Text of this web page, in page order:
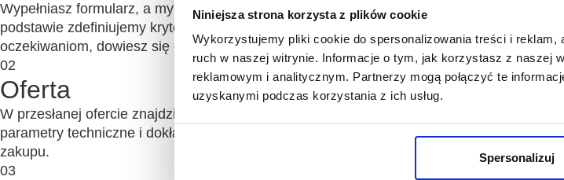
Niniejsza strona korzysta z plików cookie
Wykorzystujemy pliki cookie do spersonalizowania treści i reklam,
ruch w naszej witrynie. Informacje o tym, jak korzystasz z naszej
reklamowym i analitycznym. Partnerzy mogą połączyć te
uzyskanymi podczas korzystania z ich usług.
Spersonalizuj
Wypełniasz formularz, a my umawiamy Cię na bezpłatną konsultację. W trakcie
podstawie zdefiniujemy kryteria maszyn do drewna, które najlepiej sprawdzą się w
oczekiwaniom, dowiesz się o tym od razu.
02
Oferta
W przesłanej ofercie znajdziesz rekomendowane przez nas modele maszyn do obróbki
parametry techniczne i dokładne wyliczenia zwrotu z inwestycji dla każdego modelu.
zakupu.
03